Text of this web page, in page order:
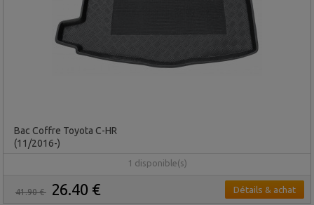
Bac Coffre Toyota C-HR
(11/2016-)
1 disponible(s)
41.90 € 26.40 € Détails & achat